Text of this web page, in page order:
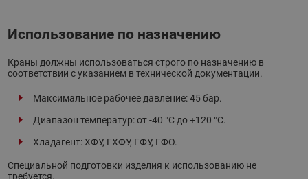
Использование по назначению
Краны должны использоваться строго по назначению в
соответствии с указанием в технической документации.
Максимальное рабочее давление: 45 бар.
Диапазон температур: от -40 °С до +120 °С.
Хладагент: ХФУ, ГХФУ, ГФУ, ГФО.
Специальной подготовки изделия к использованию не
требуется.